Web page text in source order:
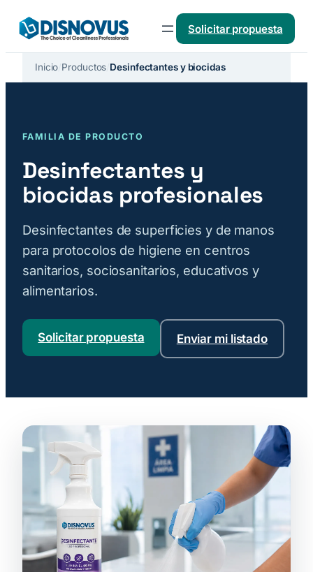
Saltar
contenido
Solicitar propuesta
Inicio Productos Desinfectantes y biocidas
FAMILIA DE PRODUCTO
Desinfectantes y
biocidas profesionales
Desinfectantes de superficies y de manos
para protocolos de higiene en centros
sanitarios, sociosanitarios, educativos y
alimentarios.
Solicitar propuesta Enviar mi listado